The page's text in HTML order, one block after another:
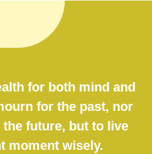
for both mind and
for the past, nor
future, but to live
moment wisely.